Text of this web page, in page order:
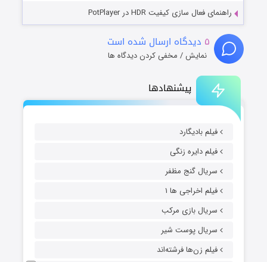
پیشنهادها
فیلم بادیگارد
فیلم دایره زنگی
سریال گنج مظفر
فیلم اخراجی ها ۱
سریال بازی مرکب
سریال پوست شیر
فیلم زن‌ها فرشته‌اند
راهنمای فعال سازی کیفیت HDR در PotPlayer
۵ دیدگاه ارسال شده است
نمایش / مخفی کردن دیدگاه ها